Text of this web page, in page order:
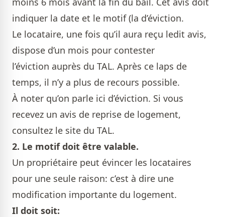
indiquer la date et le motif (la d’éviction.
Le locataire, une fois qu’il aura reçu ledit avis,
dispose d’un mois pour contester
l’éviction auprès du TAL. Après ce laps de
temps, il n’y a plus de recours possible.
À noter qu’on parle ici d’éviction. Si vous
recevez un avis de reprise de logement,
consultez le site du TAL.
2. Le motif doit être valable.
Un propriétaire peut évincer les locataires
pour une seule raison: c’est à dire une
modification importante du logement.
Il doit soit: